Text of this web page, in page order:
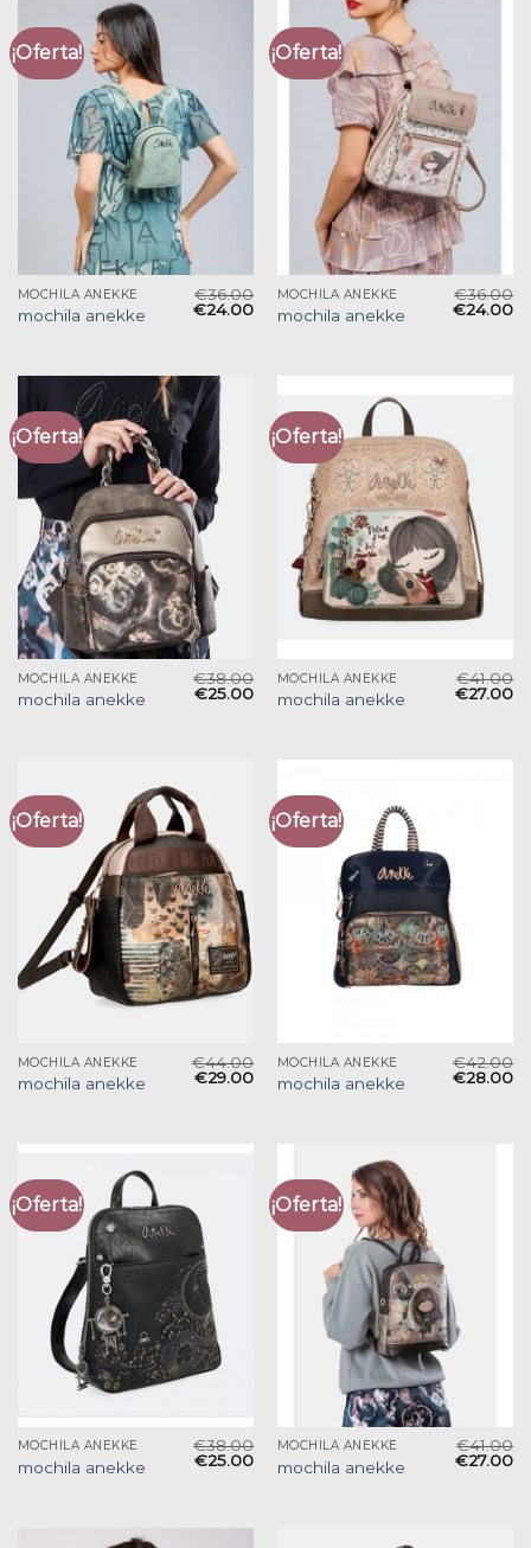
¡Oferta!
MOCHILA ANEKKE
mochila anekke
€36.00
€24.00
¡Oferta!
MOCHILA ANEKKE
mochila anekke
€36.00
€24.00
¡Oferta!
MOCHILA ANEKKE
mochila anekke
€38.00
€25.00
¡Oferta!
MOCHILA ANEKKE
mochila anekke
€41.00
€27.00
¡Oferta!
MOCHILA ANEKKE
mochila anekke
€44.00
€29.00
¡Oferta!
MOCHILA ANEKKE
mochila anekke
€42.00
€28.00
¡Oferta!
MOCHILA ANEKKE
mochila anekke
€38.00
€25.00
¡Oferta!
MOCHILA ANEKKE
mochila anekke
€41.00
€27.00